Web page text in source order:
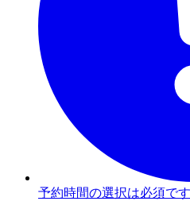
予約時間の選択は必須です